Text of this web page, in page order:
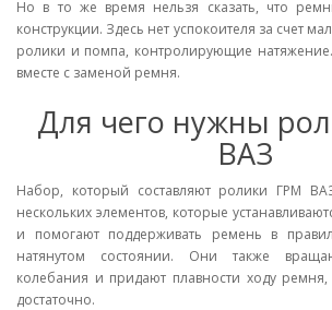
Но в то же время нельзя сказать, что
конструкции. Здесь нет успокоителя за счет
ролики и помпа, контролирующие
вместе с заменой ремня.
Для чего нужны
ВАЗ
Набор, который составляют ролики ГРМ
нескольких элементов, которые
и помогают поддерживать ремень в
натянутом состоянии. Они также
колебания и придают плавности ходу
достаточно.